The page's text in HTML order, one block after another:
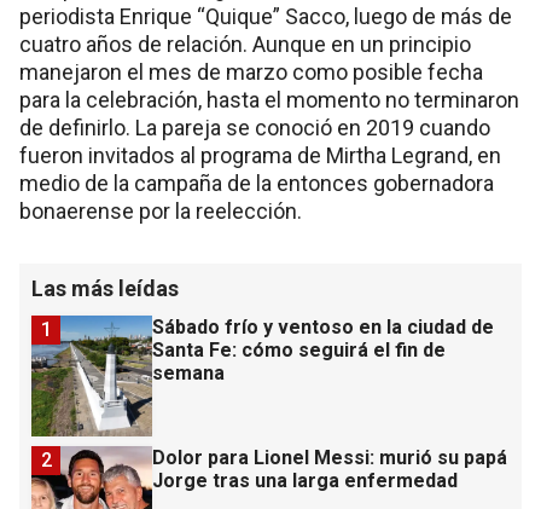
periodista Enrique “Quique” Sacco, luego de más de
cuatro años de relación. Aunque en un principio
manejaron el mes de marzo como posible fecha
para la celebración, hasta el momento no terminaron
de definirlo. La pareja se conoció en 2019 cuando
fueron invitados al programa de Mirtha Legrand, en
medio de la campaña de la entonces gobernadora
bonaerense por la reelección.
Las más leídas
Sábado frío y ventoso en la ciudad de
Santa Fe: cómo seguirá el fin de
semana
1
Dolor para Lionel Messi: murió su papá
Jorge tras una larga enfermedad
2